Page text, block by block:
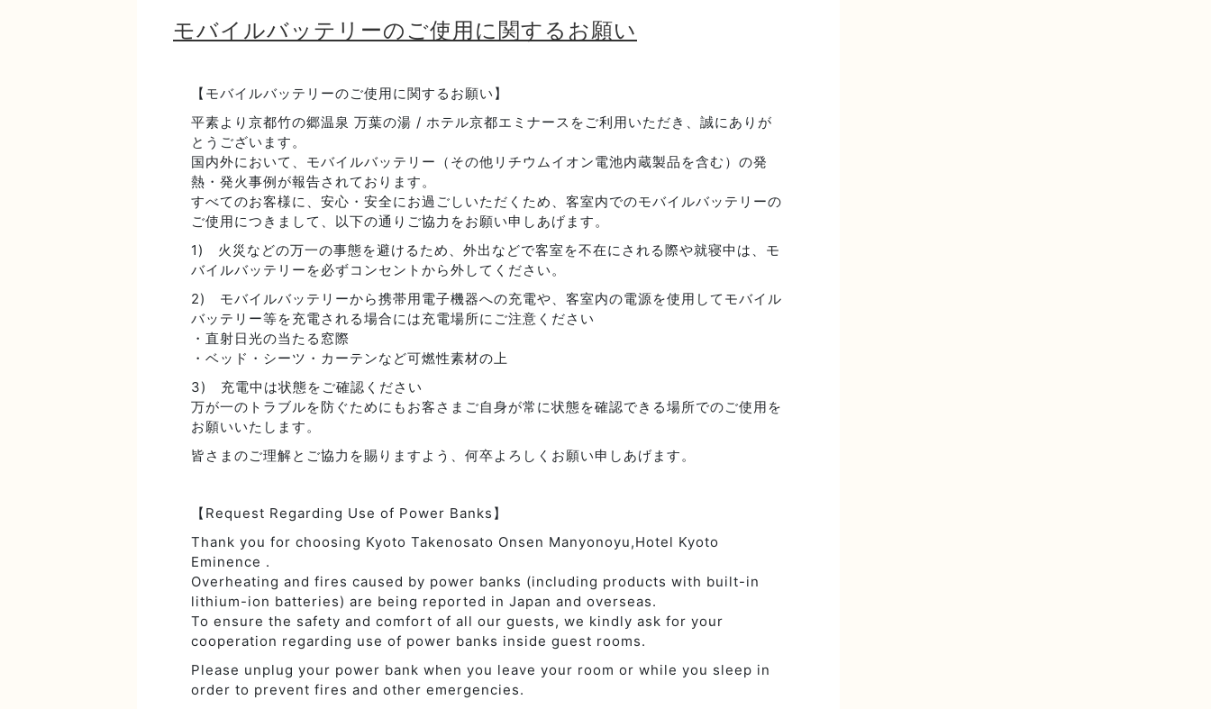
モバイルバッテリーのご使用に関するお願い
【モバイルバッテリーのご使用に関するお願い】
平素より京都竹の郷温泉 万葉の湯 / ホテル京都エミナースをご利用いただき、誠にありが
とうございます。
国内外において、モバイルバッテリー（その他リチウムイオン電池内蔵製品を含む）の発
熱・発火事例が報告されております。
すべてのお客様に、安心・安全にお過ごしいただくため、客室内でのモバイルバッテリーの
ご使用につきまして、以下の通りご協力をお願い申しあげます。
1) 火災などの万一の事態を避けるため、外出などで客室を不在にされる際や就寝中は、モ
バイルバッテリーを必ずコンセントから外してください。
2) モバイルバッテリーから携帯用電子機器への充電や、客室内の電源を使用してモバイル
バッテリー等を充電される場合には充電場所にご注意ください
・直射日光の当たる窓際
・ベッド・シーツ・カーテンなど可燃性素材の上
3) 充電中は状態をご確認ください
万が一のトラブルを防ぐためにもお客さまご自身が常に状態を確認できる場所でのご使用を
お願いいたします。
皆さまのご理解とご協力を賜りますよう、何卒よろしくお願い申しあげます。
【Request Regarding Use of Power Banks】
Thank you for choosing Kyoto Takenosato Onsen Manyonoyu,Hotel Kyoto
Eminence .
Overheating and fires caused by power banks (including products with built-in
lithium-ion batteries) are being reported in Japan and overseas.
To ensure the safety and comfort of all our guests, we kindly ask for your
cooperation regarding use of power banks inside guest rooms.
Please unplug your power bank when you leave your room or while you sleep in
order to prevent fires and other emergencies.